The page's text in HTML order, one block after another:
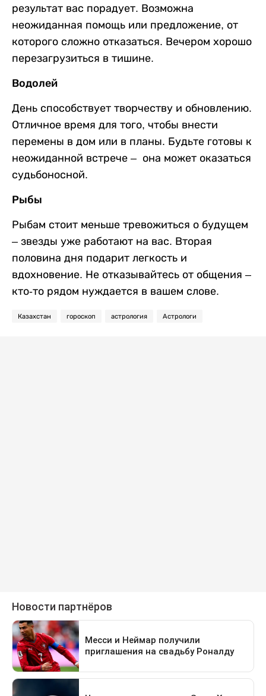
результат вас порадует. Возможна
неожиданная помощь или предложение, от
которого сложно отказаться. Вечером хорошо
перезагрузиться в тишине.
Водолей
День способствует творчеству и обновлению.
Отличное время для того, чтобы внести
перемены в дом или в планы. Будьте готовы к
неожиданной встрече – она может оказаться
судьбоносной.
Рыбы
Рыбам стоит меньше тревожиться о будущем
– звезды уже работают на вас. Вторая
половина дня подарит легкость и
вдохновение. Не отказывайтесь от общения –
кто-то рядом нуждается в вашем слове.
Казахстан гороскоп астрология Астрологи